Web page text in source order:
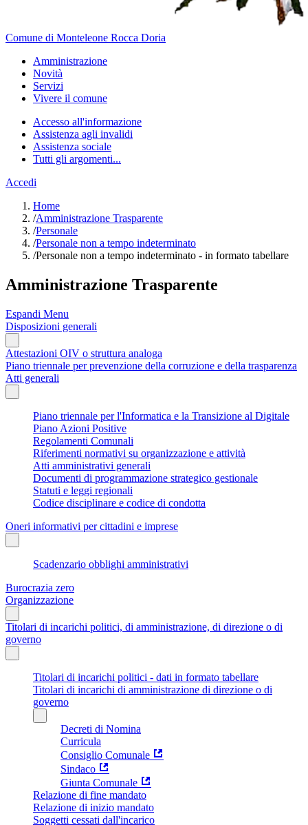
Comune di Monteleone Rocca Doria
Amministrazione
Novità
Servizi
Vivere il comune
Accesso all'informazione
Assistenza agli invalidi
Assistenza sociale
Tutti gli argomenti...
Accedi
Home
/Amministrazione Trasparente
/Personale
/Personale non a tempo indeterminato
/Personale non a tempo indeterminato - in formato tabellare
Amministrazione Trasparente
Espandi Menu
Disposizioni generali
Attestazioni OIV o struttura analoga
Piano triennale per prevenzione della corruzione e della trasparenza
Atti generali
Piano triennale per l'Informatica e la Transizione al Digitale
Piano Azioni Positive
Regolamenti Comunali
Riferimenti normativi su organizzazione e attività
Atti amministrativi generali
Documenti di programmazione strategico gestionale
Statuti e leggi regionali
Codice disciplinare e codice di condotta
Oneri informativi per cittadini e imprese
Scadenzario obblighi amministrativi
Burocrazia zero
Organizzazione
Titolari di incarichi politici, di amministrazione, di direzione o di
governo
Titolari di incarichi politici - dati in formato tabellare
Titolari di incarichi di amministrazione di direzione o di
governo
Decreti di Nomina
Curricula
Consiglio Comunale
Sindaco
Giunta Comunale
Relazione di fine mandato
Relazione di inizio mandato
Soggetti cessati dall'incarico